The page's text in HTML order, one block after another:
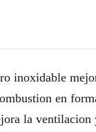
inoxidable
en
la